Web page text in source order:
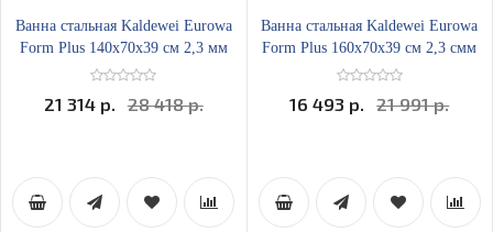
Ванна стальная Kaldewei Eurowa
Form Plus 140х70x39 см 2,3 мм
21 314 р. 28 418 р.
Ванна стальная Kaldewei Eurowa
Form Plus 160х70x39 см 2,3 смм
16 493 р. 21 991 р.